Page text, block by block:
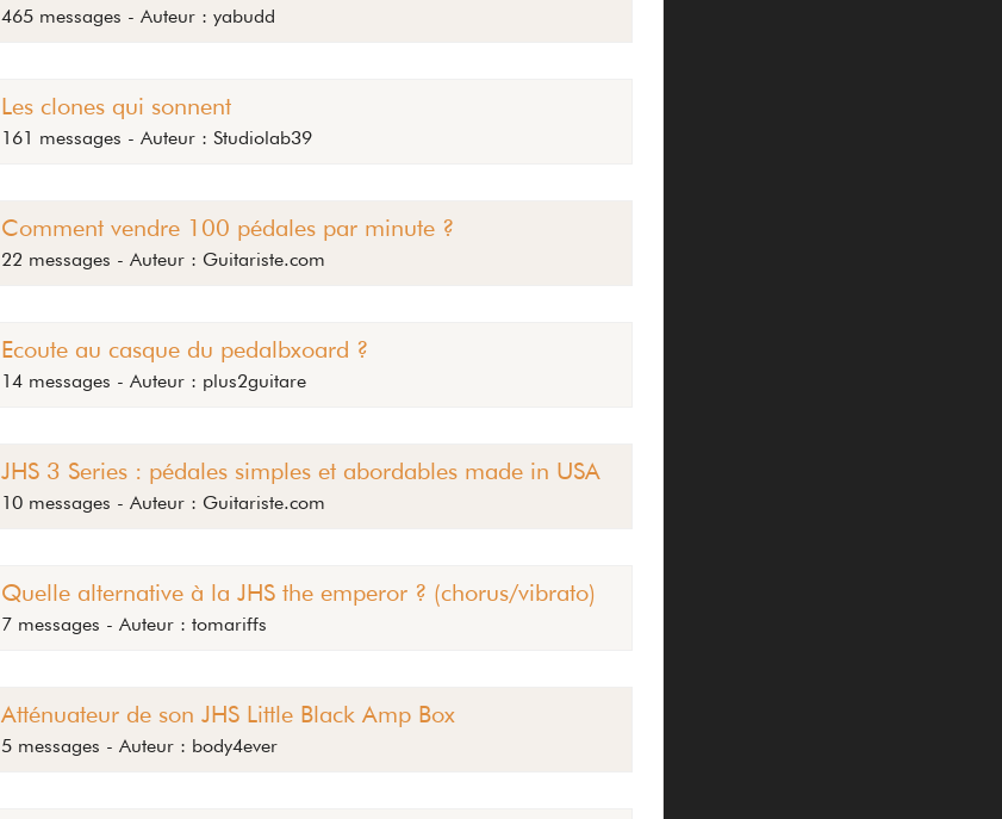
465 messages - Auteur : yabudd
Les clones qui sonnent
161 messages - Auteur : Studiolab39
Comment vendre 100 pédales par minute ?
22 messages - Auteur : Guitariste.com
Ecoute au casque du pedalbxoard ?
14 messages - Auteur : plus2guitare
JHS 3 Series : pédales simples et abordables made in USA
10 messages - Auteur : Guitariste.com
Quelle alternative à la JHS the emperor ? (chorus/vibrato)
7 messages - Auteur : tomariffs
Atténuateur de son JHS Little Black Amp Box
5 messages - Auteur : body4ever